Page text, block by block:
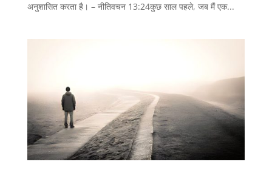
अनुशासित करता है। – नीतिवचन 13:24कुछ साल पहले, जब मैं एक...